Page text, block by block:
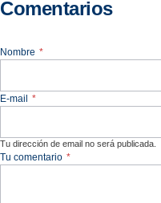
Comentarios
Nombre *
E-mail *
Tu dirección de email no será publicada.
Tu comentario *